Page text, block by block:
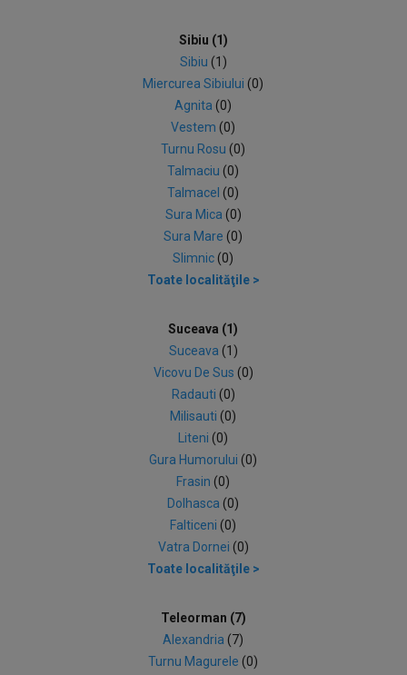
Sibiu (1)
Sibiu (1)
Miercurea Sibiului (0)
Agnita (0)
Vestem (0)
Turnu Rosu (0)
Talmaciu (0)
Talmacel (0)
Sura Mica (0)
Sura Mare (0)
Slimnic (0)
Toate localităţile >
Suceava (1)
Suceava (1)
Vicovu De Sus (0)
Radauti (0)
Milisauti (0)
Liteni (0)
Gura Humorului (0)
Frasin (0)
Dolhasca (0)
Falticeni (0)
Vatra Dornei (0)
Toate localităţile >
Teleorman (7)
Alexandria (7)
Turnu Magurele (0)